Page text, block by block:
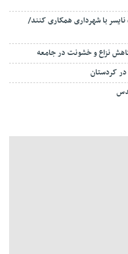
با شهرداری همکاری کنند/
نزاع و خشونت در جامعه
کردستان